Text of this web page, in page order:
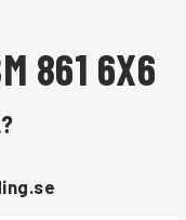
861 6X6